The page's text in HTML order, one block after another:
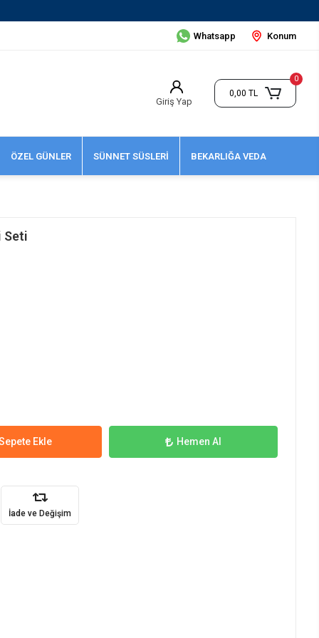
Whatsapp Konum
Giriş Yap
0
0,00 TL
ÖZEL GÜNLER SÜNNET SÜSLERİ BEKARLIĞA VEDA
Seti
Ekle Hemen Al
İade ve Değişim